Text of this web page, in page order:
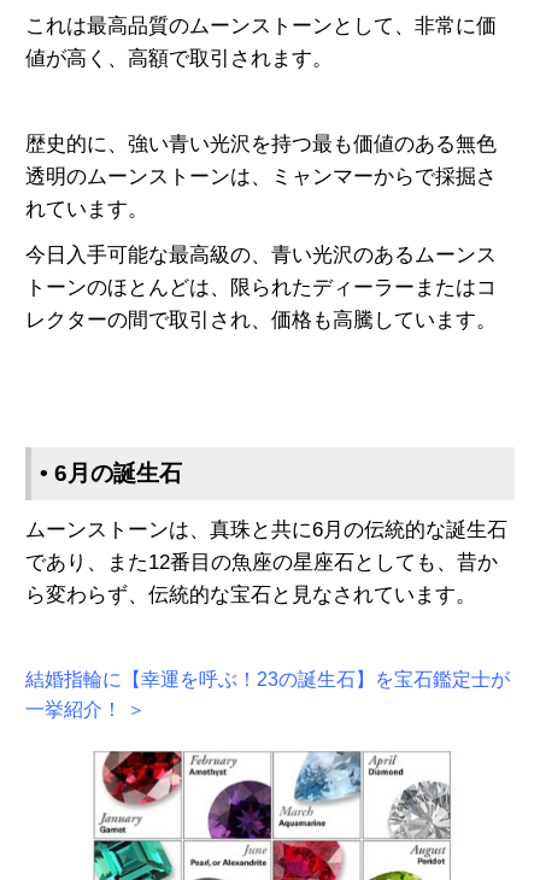
これは最高品質のムーンストーンとして、非常に価
値が高く、高額で取引されます。
歴史的に、強い青い光沢を持つ最も価値のある無色
透明のムーンストーンは、ミャンマーからで採掘さ
れています。
今日入手可能な最高級の、青い光沢のあるムーンス
トーンのほとんどは、限られたディーラーまたはコ
レクターの間で取引され、価格も高騰しています。
• 6月の誕生石
ムーンストーンは、真珠と共に6月の伝統的な誕生石
であり、また12番目の魚座の星座石としても、昔か
ら変わらず、伝統的な宝石と見なされています。
結婚指輪に【幸運を呼ぶ！23の誕生石】を宝石鑑定士が
一挙紹介！ ＞